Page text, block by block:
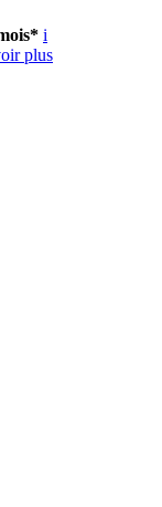
i
plus